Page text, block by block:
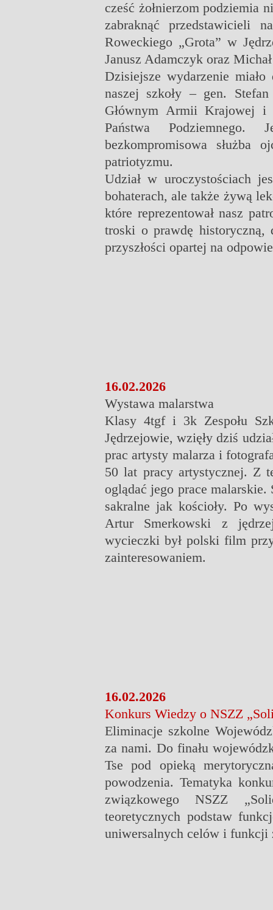
cześć żołnierzom podziemia
zabraknąć przedstawicieli
Roweckiego „Grota” w
Janusz Adamczyk oraz
Dzisiejsze wydarzenie
naszej szkoły – gen.
Głównym Armii Krajowej i
Państwa Podziemnego.
bezkompromisowa służba
patriotyzmu.
Udział w uroczystościach
bohaterach, ale także żywą
które reprezentował nasz
troski o prawdę historyczną,
przyszłości opartej na
16.02.2026
Wystawa malarstwa
Klasy 4tgf i 3k Zespołu
Jędrzejowie, wzięły dziś
prac artysty malarza i
50 lat pracy artystycznej. Z
oglądać jego prace
sakralne jak kościoły. Po
Artur Smerkowski z
wycieczki był polski film
zainteresowaniem.
16.02.2026
Konkurs Wiedzy o NSZZ
Eliminacje szkolne
za nami. Do finału
Tse pod opieką
powodzenia. Tematyka
związkowego NSZZ
teoretycznych podstaw
uniwersalnych celów i